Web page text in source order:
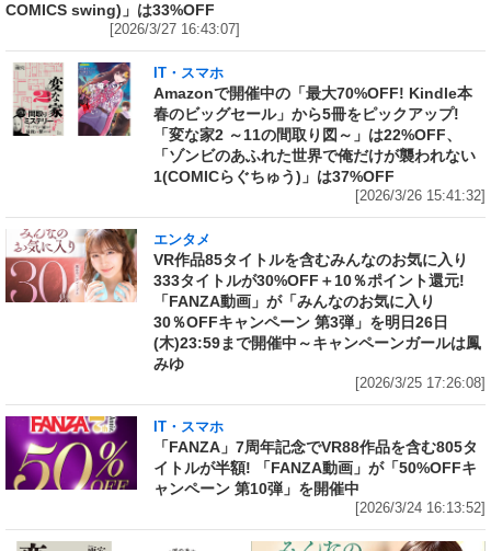
COMICS swing)」は33%OFF
[2026/3/27 16:43:07]
IT・スマホ
Amazonで開催中の「最大70%OFF! Kindle本
春のビッグセール」から5冊をピックアップ!
「変な家2 ～11の間取り図～」は22%OFF、
「ゾンビのあふれた世界で俺だけが襲われない
1(COMICらぐちゅう)」は37%OFF
[2026/3/26 15:41:32]
エンタメ
VR作品85タイトルを含むみんなのお気に入り
333タイトルが30%OFF＋10％ポイント還元!
「FANZA動画」が「みんなのお気に入り
30％OFFキャンペーン 第3弾」を明日26日
(木)23:59まで開催中～キャンペーンガールは鳳
みゆ
[2026/3/25 17:26:08]
IT・スマホ
「FANZA」7周年記念でVR88作品を含む805タ
イトルが半額! 「FANZA動画」が「50%OFFキ
ャンペーン 第10弾」を開催中
[2026/3/24 16:13:52]